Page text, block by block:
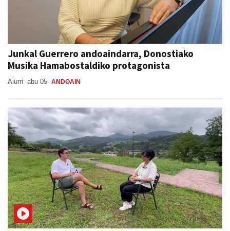
Junkal Guerrero andoaindarra, Donostiako
Musika Hamabostaldiko protagonista
Aiurri abu 05 ANDOAIN